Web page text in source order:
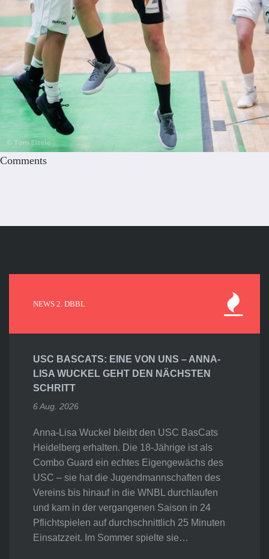
Comments
NEWS 2. DBBL
USC BASCATS: EINE VON UNS – ANNA-
LISA WUCKEL GEHT DEN NÄCHSTEN
SCHRITT
6 Aug. 2026
Anna-Lisa Wuckel bleibt den USC BasCats
Heidelberg erhalten. Die 18-Jährige ist als
Combo Guard ein echtes Eigengewächs des
USC – sie hat die Jugendmannschaften des
Vereins bis hinauf in die WNBL durchlaufen
und kam in der vergangenen Saison in 24
Pflichtspielen auf durchschnittlich 25 Minuten
Einsatzzeit. Im Sommer spielte sie…